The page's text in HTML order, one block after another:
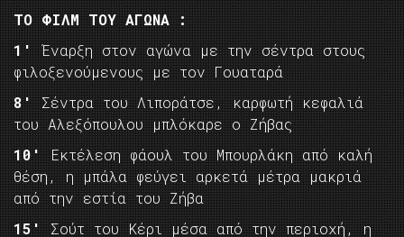
ΤΟ ΦΙΛΜ ΤΟΥ ΑΓΩΝΑ :
1′
Έναρξη στον αγώνα με την σέντρα στους
φιλοξενούμενους με τον Γουαταρά
8′ Σέντρα του Λιποράτσε, καρφωτή κεφαλιά
του Αλεξόπουλου μπλόκαρε ο Ζήβας
10′
Εκτέλεση φάουλ του Μπουρλάκη από καλή
θέση, η μπάλα φεύγει αρκετά μέτρα μακριά
από την εστία του Ζήβα
15′
Σούτ του Κέρι μέσα από την περιοχή, η